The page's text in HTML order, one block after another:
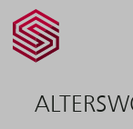
AG -
smart
engineering